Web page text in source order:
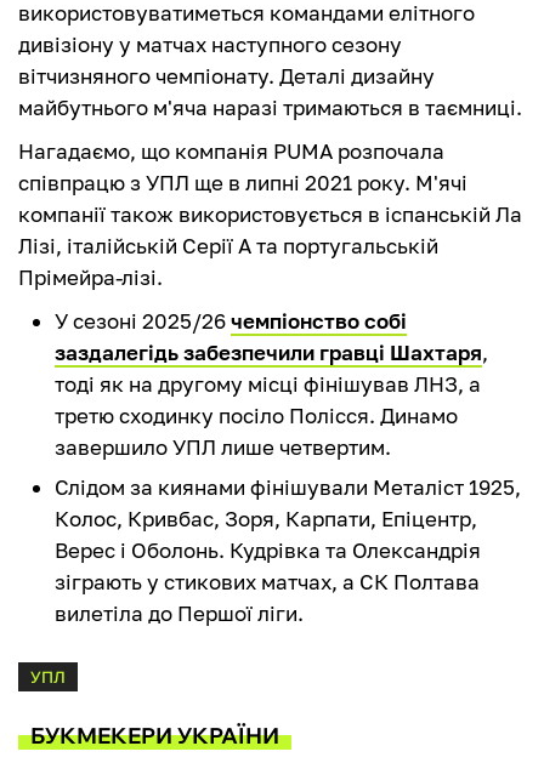
використовуватиметься командами елітного
дивізіону у матчах наступного сезону
вітчизняного чемпіонату. Деталі дизайну
майбутнього м'яча наразі тримаються в таємниці.
Нагадаємо, що компанія PUMA розпочала
співпрацю з УПЛ ще в липні 2021 року. М'ячі
компанії також використовується в іспанській Ла
Лізі, італійській Серії А та португальській
Прімейра-лізі.
У сезоні 2025/26чемпіонство собі
заздалегідь забезпечили гравці Шахтаря,
тоді як на другому місці фінішував ЛНЗ, а
третю сходинку посіло Полісся. Динамо
завершило УПЛ лише четвертим.
Слідом за киянами фінішували Металіст 1925,
Колос, Кривбас, Зоря, Карпати, Епіцентр,
Верес і Оболонь. Кудрівка та Олександрія
зіграють у стикових матчах, а СК Полтава
вилетіла до Першої ліги.
УПЛ
БУКМЕКЕРИ УКРАЇНИ